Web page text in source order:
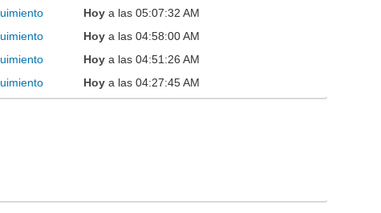
Hoy a las 05:07:32 AM
Hoy a las 04:58:00 AM
Hoy a las 04:51:26 AM
Hoy a las 04:27:45 AM